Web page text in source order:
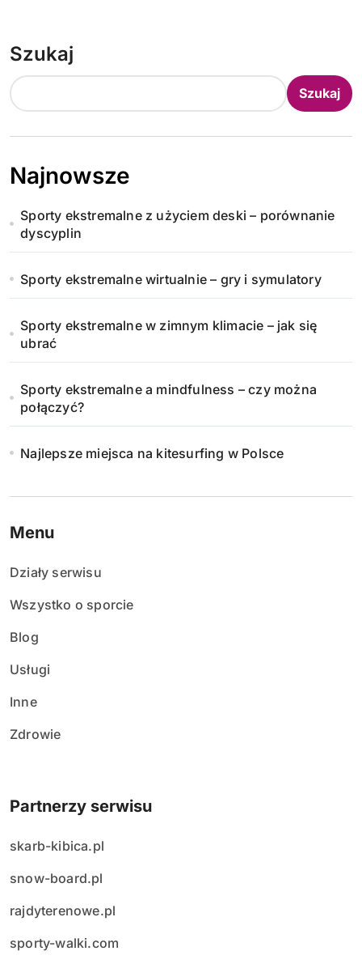
Szukaj
Szukaj
Najnowsze
Sporty ekstremalne z użyciem deski – porównanie
dyscyplin
Sporty ekstremalne wirtualnie – gry i symulatory
Sporty ekstremalne w zimnym klimacie – jak się
ubrać
Sporty ekstremalne a mindfulness – czy można
połączyć?
Najlepsze miejsca na kitesurfing w Polsce
Menu
Działy serwisu
Wszystko o sporcie
Blog
Usługi
Inne
Zdrowie
Partnerzy serwisu
skarb-kibica.pl
snow-board.pl
rajdyterenowe.pl
sporty-walki.com